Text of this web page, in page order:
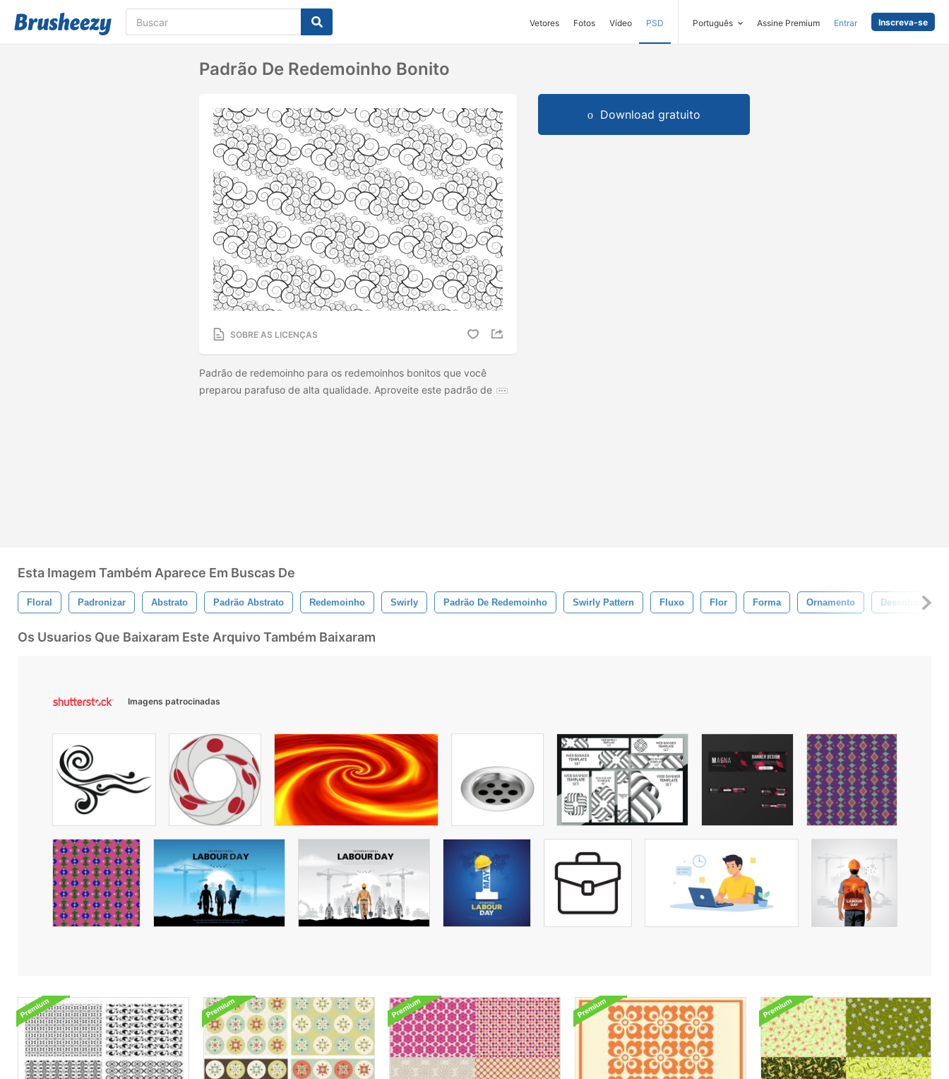
Vetores Fotos Vídeo PSD Português Assine Premium Entrar Inscreva-se
Padrão De Redemoinho Bonito
SOBRE AS LICENÇAS
Padrão de redemoinho para os redemoinhos bonitos que você
preparou parafuso de alta qualidade. Aproveite este padrão de
Download gratuito
Esta Imagem Também Aparece Em Buscas De
Floral Padronizar Abstrato Padrão Abstrato Redemoinho Swirly Padrão De Redemoinho Swirly Pattern Fluxo Flor Forma Ornamento Desenhar
Os Usuarios Que Baixaram Este Arquivo Também Baixaram
Imagens patrocinadas